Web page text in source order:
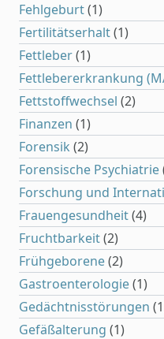
Fehlgeburt(1)
Fertilitätserhalt(1)
Fettleber(1)
Fettlebererkrankung
Fettstoffwechsel (2)
Finanzen (1)
Forensik (2)
Forensische Psychiatrie
Forschung und
Frauengesundheit(4)
Fruchtbarkeit(2)
Frühgeborene(2)
Gastroenterologie(1)
Gedächtnisstörungen
Gefäßalterung (1)